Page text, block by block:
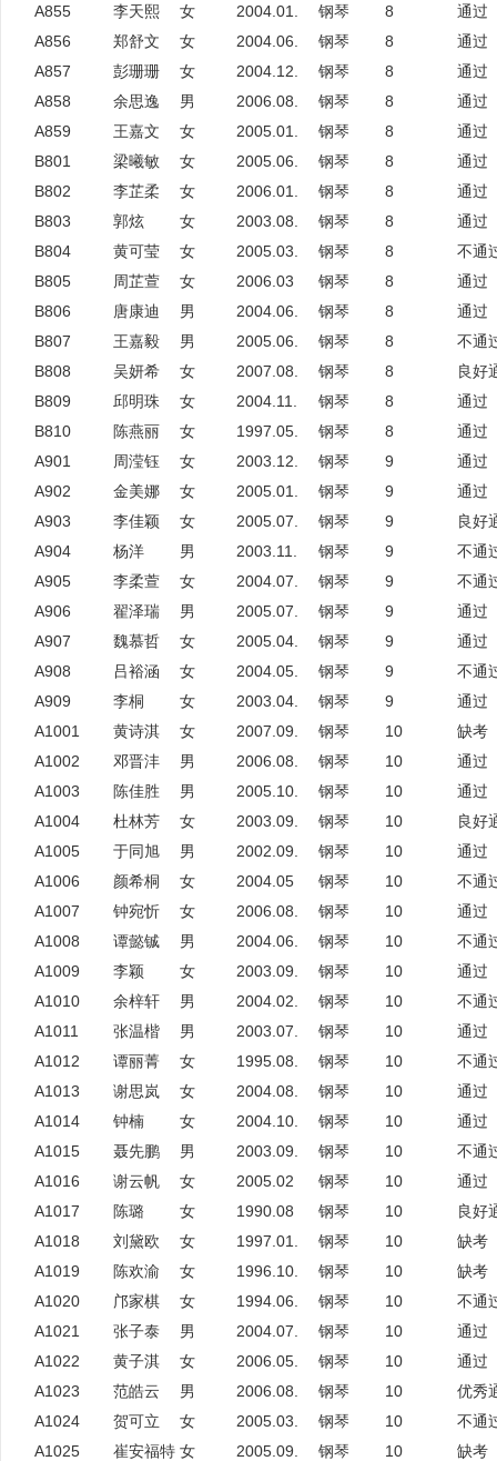
A855 李天熙 女 2004.01. 钢琴 8
通过
A856
郑舒文 女 2004.06. 钢琴 8
通过
A857
彭珊珊 女 2004.12. 钢琴 8
通过
A858
余思逸 男 2006.08. 钢琴 8
通过
A859
王嘉文 女 2005.01. 钢琴 8
通过
B801
梁曦敏 女 2005.06. 钢琴 8
通过
B802
李芷柔 女 2006.01. 钢琴 8
通过
B803
郭炫 女 2003.08. 钢琴 8
通过
B804
黄可莹 女 2005.03. 钢琴 8
不通
B805
周芷萱 女 2006.03 钢琴 8
通过
B806
唐康迪 男 2004.06. 钢琴 8
通过
B807
王嘉毅 男 2005.06. 钢琴 8
不通
B808
吴妍希 女 2007.08. 钢琴 8
良好
B809
邱明珠 女 2004.11. 钢琴 8
通过
B810
陈燕丽 女 1997.05. 钢琴 8
通过
A901
周滢钰 女 2003.12. 钢琴 9
通过
A902
金美娜 女 2005.01. 钢琴 9
通过
A903
李佳颖 女 2005.07. 钢琴 9
良好
A904
杨洋 男 2003.11. 钢琴 9
不通
A905
李柔萱 女 2004.07. 钢琴 9
不通
A906
翟泽瑞 男 2005.07. 钢琴 9
通过
A907
魏慕哲 女 2005.04. 钢琴 9
通过
A908
吕裕涵 女 2004.05. 钢琴 9
不通
A909
李桐 女 2003.04. 钢琴 9
通过
A1001
黄诗淇 女 2007.09. 钢琴 10
缺考
A1002
邓晋沣 男 2006.08. 钢琴 10
通过
A1003
陈佳胜 男 2005.10. 钢琴 10
通过
A1004
杜林芳 女 2003.09. 钢琴 10
良好
A1005
于同旭 男 2002.09. 钢琴 10
通过
A1006
颜希桐 女 2004.05 钢琴 10
不通
A1007
钟宛忻 女 2006.08. 钢琴 10
通过
A1008
谭懿铖 男 2004.06. 钢琴 10
不通
A1009
李颖 女 2003.09. 钢琴 10
通过
A1010
余梓轩 男 2004.02. 钢琴 10
不通
A1011
张温楷 男 2003.07. 钢琴 10
通过
A1012
谭丽菁 女 1995.08. 钢琴 10
不通
A1013
谢思岚 女 2004.08. 钢琴 10
通过
A1014
钟楠 女 2004.10. 钢琴 10
通过
A1015
聂先鹏 男 2003.09. 钢琴 10
不通
A1016
谢云帆 女 2005.02 钢琴 10
通过
A1017
陈璐 女 1990.08 钢琴 10
良好
A1018
刘黛欧 女 1997.01. 钢琴 10
缺考
A1019
陈欢渝 女 1996.10. 钢琴 10
缺考
A1020
邝家棋 女 1994.06. 钢琴 10
不通
A1021
张子泰 男 2004.07. 钢琴 10
通过
A1022
黄子淇 女 2006.05. 钢琴 10
通过
A1023
范皓云 男 2006.08. 钢琴 10
优秀
A1024
贺可立 女 2005.03. 钢琴 10
不通
A1025
崔安福特 女 2005.09. 钢琴 10
缺考